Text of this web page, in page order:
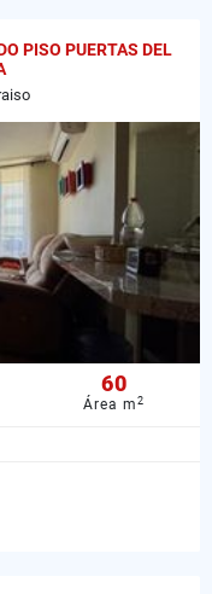
PISO PUERTAS DEL
60
Área m2